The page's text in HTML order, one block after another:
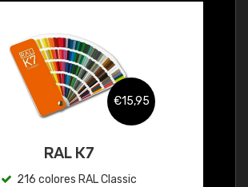
€15,95
RAL K7
216 colores RAL Classic